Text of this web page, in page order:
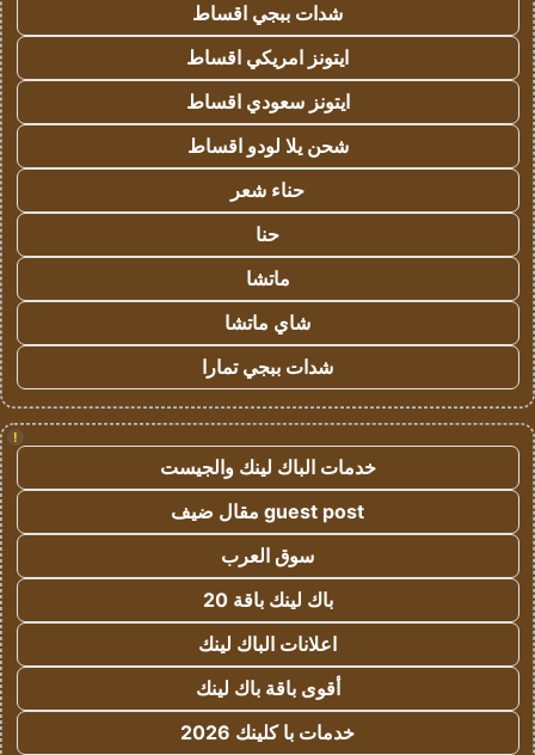
شدات ببجي اقساط
ايتونز امريكي اقساط
ايتونز سعودي اقساط
شحن يلا لودو اقساط
حناء شعر
حنا
ماتشا
شاي ماتشا
شدات ببجي تمارا
!
خدمات الباك لينك والجيست
guest post مقال ضيف
سوق العرب
باك لينك باقة 20
اعلانات الباك لينك
أقوى باقة باك لينك
خدمات با كلينك 2026